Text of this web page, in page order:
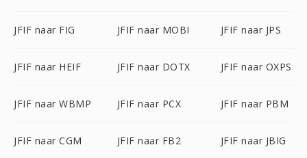
JFIF naar FIG JFIF naar MOBI JFIF naar JPS
JFIF naar HEIF JFIF naar DOTX JFIF naar OXPS
JFIF naar WBMP JFIF naar PCX JFIF naar PBM
JFIF naar CGM JFIF naar FB2 JFIF naar JBIG